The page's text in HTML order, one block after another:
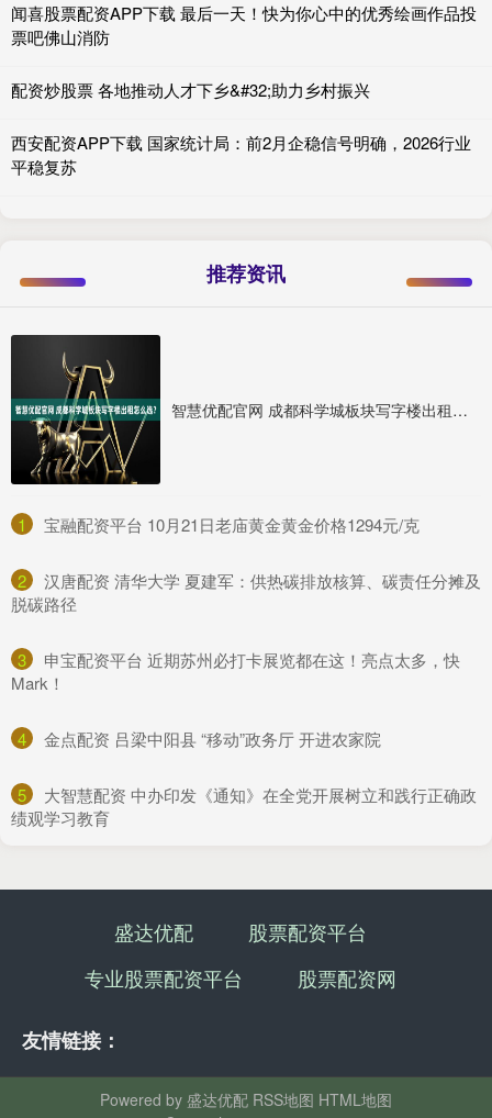
闻喜股票配资APP下载 最后一天！快为你心中的优秀绘画作品投
票吧佛山消防
配资炒股票 各地推动人才下乡&#32;助力乡村振兴
西安配资APP下载 国家统计局：前2月企稳信号明确，2026行业
平稳复苏
推荐资讯
智慧优配官网 成都科学城板块写字楼出租怎么选？
1 ​宝融配资平台 10月21日老庙黄金黄金价格1294元/克
2
​汉唐配资 清华大学 夏建军：供热碳排放核算、碳责任分摊及
脱碳路径
3
​申宝配资平台 近期苏州必打卡展览都在这！亮点太多，快
Mark！
4 ​金点配资 吕梁中阳县 “移动”政务厅 开进农家院
5
​大智慧配资 中办印发《通知》在全党开展树立和践行正确政
绩观学习教育
盛达优配
股票配资平台
专业股票配资平台
股票配资网
友情链接：
Powered by 盛达优配 RSS地图 HTML地图